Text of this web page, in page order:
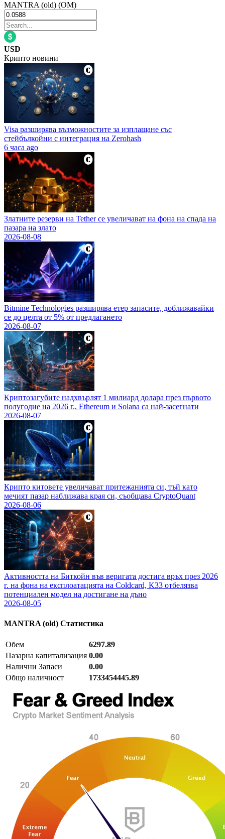
MANTRA (old) (OM)
USD
Крипто новини
Visa разширява възможностите за изплащане със
стейбълкойни с интеграция на Zerohash
6 часа ago
Златните резерви на Tether се увеличават на фона на спада на
пазара на злато
2026-08-08
Bitmine Technologies разширява етер запасите, доближавайки
се до целта от 5% от предлагането
2026-08-07
Криптозагубите надхвърлят 1 милиард долара през първото
полугодие на 2026 г., Ethereum и Solana са най-засегнати
2026-08-07
Крипто китовете увеличават притежанията си, тъй като
мечият пазар наближава края си, съобщава CryptoQuant
2026-08-06
Активността на Биткойн във веригата достига връх през 2026
г. на фона на експлоатацията на Coldcard, K33 отбелязва
потенциален модел на достигане на дъно
2026-08-05
MANTRA (old) Статистика
Обем
6297.89
Пазарна капитализация 0.00
Налични Запаси
0.00
Общо наличност
1733454445.89